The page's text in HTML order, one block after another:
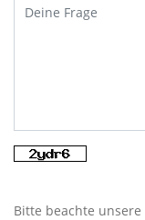
Bitte beachte unsere